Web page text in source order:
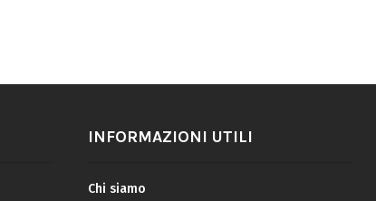
INFORMAZIONI UTILI
Chi siamo